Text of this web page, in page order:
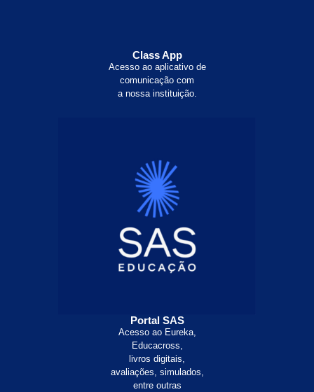
Class App
Acesso ao aplicativo de
comunicação com
a nossa instituição.
Portal SAS
Acesso ao Eureka,
Educacross,
livros digitais,
avaliações, simulados,
entre outras